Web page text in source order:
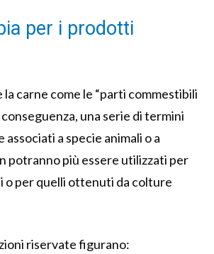
per i prodotti
carne come le “parti commestibili
conseguenza, una serie di termini
a specie animali o a
potranno più essere utilizzati per
per quelli ottenuti da colture
riservate figurano: